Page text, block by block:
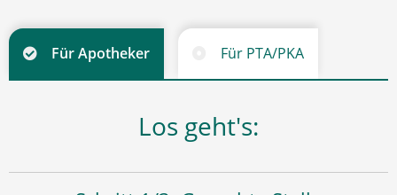
Für Apotheker Für PTA/PKA
Los geht's: